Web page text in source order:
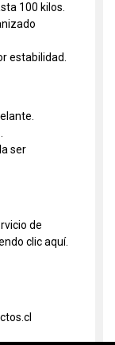
100 kilos.
estabilidad.
ser
de
clicaquí.